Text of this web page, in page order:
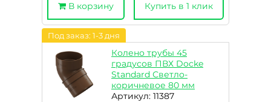
В корзину Купить в 1 клик
Под заказ: 1-3 дня
Колено трубы 45
градусов ПВХ Docke
Standard Светло-
коричневое 80 мм
Артикул: 11387